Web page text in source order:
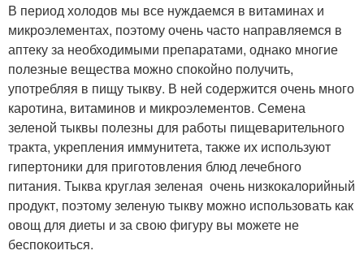
В период холодов мы все нуждаемся в витаминах и
микроэлементах, поэтому очень часто направляемся в
аптеку за необходимыми препаратами, однако многие
полезные вещества можно спокойно получить,
употребляя в пищу тыкву. В ней содержится очень много
каротина, витаминов и микроэлементов. Семена
зеленой тыквы полезны для работы пищеварительного
тракта, укрепления иммунитета, также их используют
гипертоники для приготовления блюд лечебного
питания. Тыква круглая зеленая очень низкокалорийный
продукт, поэтому зеленую тыкву можно использовать как
овощ для диеты и за свою фигуру вы можете не
беспокоиться.